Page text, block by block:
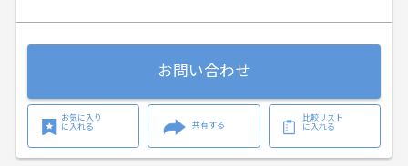
お問い合わせ
お気に入り
に入れる
共有する
比較リスト
に入れる